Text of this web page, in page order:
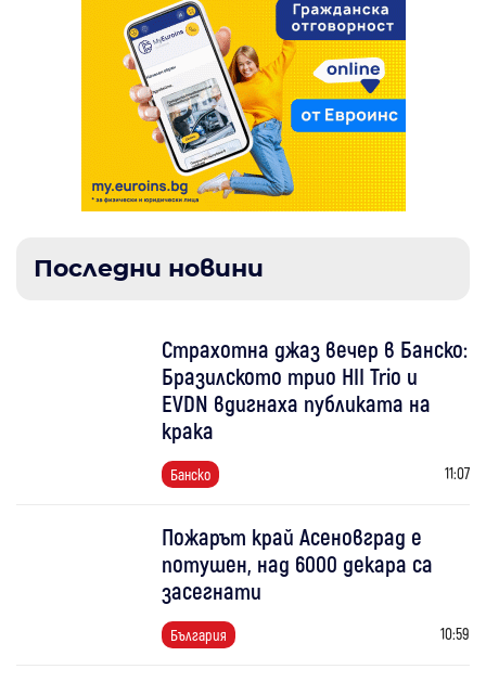
Последни новини
Страхотна джаз вечер в Банско:
Бразилското трио HII Trio и
EVDN вдигнаха публиката на
крака
Банско 11:07
Пожарът край Асеновград е
потушен, над 6000 декара са
засегнати
България 10:59